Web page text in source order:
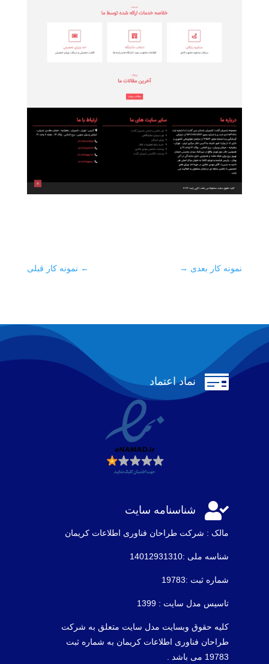
← نمونه کار قبلی نمونه کار بعدی →
 نماد اعتماد
 شناسنامه سایت
مالک : شرکت طراحان فناوری اطلاعات كريمان
شناسه ملی :14012931310
شماره ثبت :19783
تاسیس مدل سایت : 1399
کلیه حقوق وبسایت مدل سایت متعلق به شرکت
طراحان فناوری اطلاعات کریمان به شماره ثبت
19783 می باشد .